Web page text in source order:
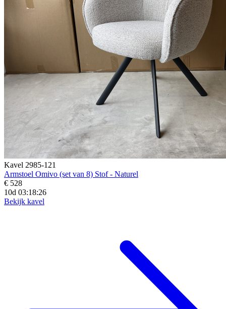
Kavel 2985-121
Armstoel Omivo (set van 8) Stof - Naturel
€ 528
10d 03:18:24
Bekijk kavel